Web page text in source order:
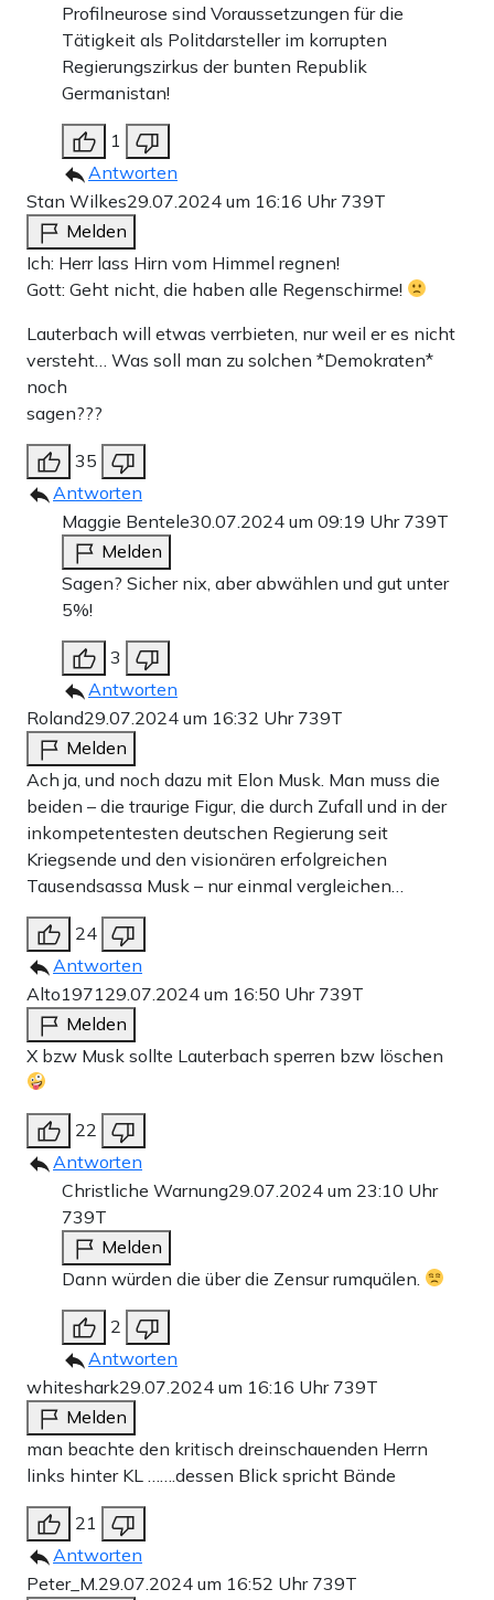
Profilneurose sind Voraussetzungen für die
Tätigkeit als Politdarsteller im korrupten
Regierungszirkus der bunten Republik
Germanistan!
1
Antworten
Stan Wilkes29.07.2024 um 16:16 Uhr 739T
Melden
Ich: Herr lass Hirn vom Himmel regnen!
Gott: Geht nicht, die haben alle Regenschirme!
Lauterbach will etwas verrbieten, nur weil er es nicht
versteht… Was soll man zu solchen *Demokraten*
noch
sagen???
35
Antworten
Maggie Bentele30.07.2024 um 09:19 Uhr 739T
Melden
Sagen? Sicher nix, aber abwählen und gut unter
5%!
3
Antworten
Roland29.07.2024 um 16:32 Uhr 739T
Melden
Ach ja, und noch dazu mit Elon Musk. Man muss die
beiden – die traurige Figur, die durch Zufall und in der
inkompetentesten deutschen Regierung seit
Kriegsende und den visionären erfolgreichen
Tausendsassa Musk – nur einmal vergleichen…
24
Antworten
Alto197129.07.2024 um 16:50 Uhr 739T
Melden
X bzw Musk sollte Lauterbach sperren bzw löschen
22
Antworten
Christliche Warnung29.07.2024 um 23:10 Uhr
739T
Melden
Dann würden die über die Zensur rumquälen.
2
Antworten
whiteshark29.07.2024 um 16:16 Uhr 739T
Melden
man beachte den kritisch dreinschauenden Herrn
links hinter KL …….dessen Blick spricht Bände
21
Antworten
Peter_M. 29.07.2024 um 16:52 Uhr 739T